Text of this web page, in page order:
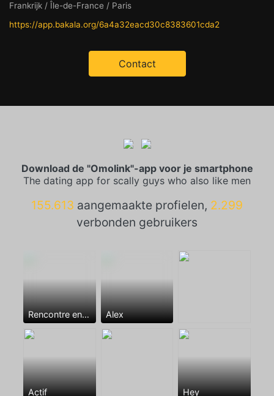
Frankrijk / Île-de-France / Paris
https://app.bakala.org/6a4a32eacd30c8383601cda2
Contact
Download de "Omolink"-app voor je smartphone
The dating app for scally guys who also like men
155.613 aangemaakte profielen, 2.299
verbonden gebruikers
Rencontre entre mecs Alex
Actif Hey